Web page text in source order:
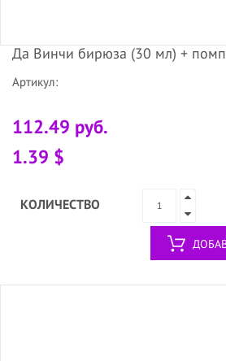
Да Винчи бирюза (30 мл) +
Артикул:
112.49 руб.
1.39 $
КОЛИЧЕСТВО